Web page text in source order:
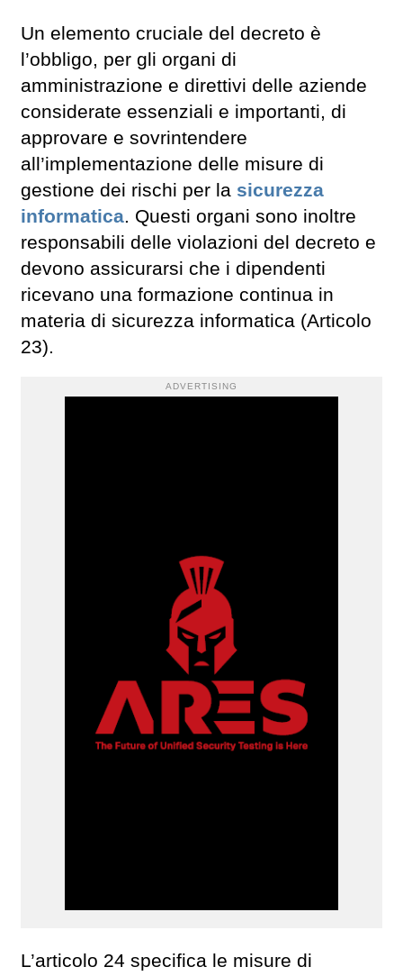
Un elemento cruciale del decreto è
l’obbligo, per gli organi di
amministrazione e direttivi delle aziende
considerate essenziali e importanti, di
approvare e sovrintendere
all’implementazione delle misure di
gestione dei rischi per la sicurezza
informatica. Questi organi sono inoltre
responsabili delle violazioni del decreto e
devono assicurarsi che i dipendenti
ricevano una formazione continua in
materia di sicurezza informatica (Articolo
23).
ADVERTISING
L’articolo 24 specifica le misure di